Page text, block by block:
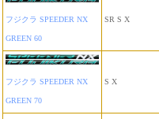
フジクラ SPEEDER NX
GREEN 60
SR S X
フジクラ SPEEDER NX
GREEN 70
S X